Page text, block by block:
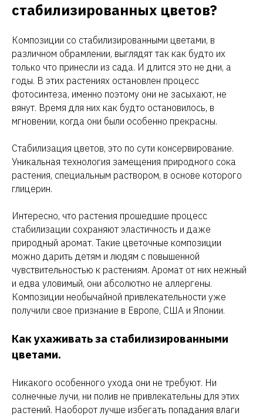
стабилизированных цветов?
Композиции со стабилизированными цветами, в
различном обрамлении, выглядят так как будто их
только что принесли из сада. И длится это не дни, а
годы. В этих растениях остановлен процесс
фотосинтеза, именно поэтому они не засыхают, не
вянут. Время для них как будто остановилось, в
мгновении, когда они были особенно прекрасны.
Стабилизация цветов, это по сути консервирование.
Уникальная технология замещения природного сока
растения, специальным раствором, в основе которого
глицерин.
Интересно, что растения прошедшие процесс
стабилизации сохраняют эластичность и даже
природный аромат. Такие цветочные композиции
можно дарить детям и людям с повышенной
чувствительностью к растениям. Аромат от них нежный
и едва уловимый, они абсолютно не аллергены.
Композиции необычайной привлекательности уже
получили свое признание в Европе, США и Японии.
Как ухаживать за стабилизированными
цветами.
Никакого особенного ухода они не требуют. Ни
солнечные лучи, ни полив не привлекательны для этих
растений. Наоборот лучше избегать попадания влаги